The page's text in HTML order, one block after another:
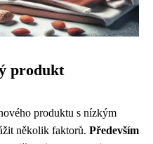
produkt
produktu s nízkým
několik faktorů. Především